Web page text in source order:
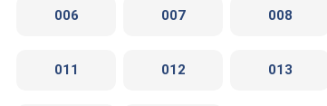
006 007 008
011 012 013